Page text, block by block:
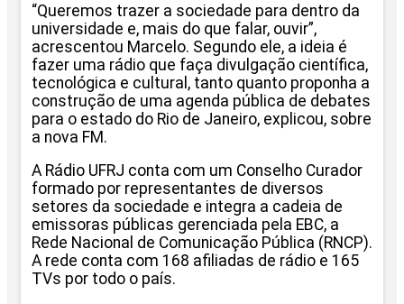
“Queremos trazer a sociedade para dentro da
universidade e, mais do que falar, ouvir”,
acrescentou Marcelo. Segundo ele, a ideia é
fazer uma rádio que faça divulgação científica,
tecnológica e cultural, tanto quanto proponha a
construção de uma agenda pública de debates
para o estado do Rio de Janeiro, explicou, sobre
a nova FM.
A Rádio UFRJ conta com um Conselho Curador
formado por representantes de diversos
setores da sociedade e integra a cadeia de
emissoras públicas gerenciada pela EBC, a
Rede Nacional de Comunicação Pública (RNCP).
A rede conta com 168 afiliadas de rádio e 165
TVs por todo o país.